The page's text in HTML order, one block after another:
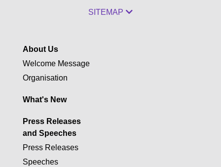
SITEMAP
About Us
Welcome Message
Organisation
What's New
Press Releases
and Speeches
Press Releases
Speeches